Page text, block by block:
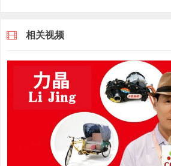
相关视频